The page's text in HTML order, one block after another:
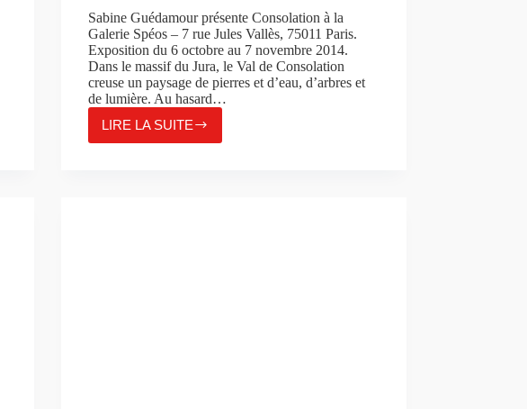
Sabine Guédamour présente Consolation à la
Galerie Spéos – 7 rue Jules Vallès, 75011 Paris.
Exposition du 6 octobre au 7 novembre 2014.
Dans le massif du Jura, le Val de Consolation
creuse un paysage de pierres et d’eau, d’arbres et
de lumière. Au hasard…
LIRE LA SUITE
SABINE
GUÉDAMOUR,